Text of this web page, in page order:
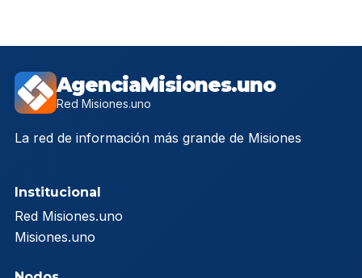
AgenciaMisiones.uno
Red Misiones.uno
La red de información más grande de Misiones
Institucional
Red Misiones.uno
Misiones.uno